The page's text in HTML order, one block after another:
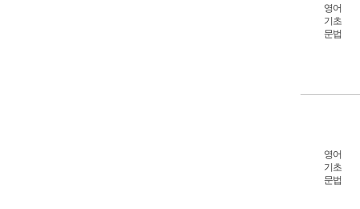
영어
기초
문법
영어
기초
문법